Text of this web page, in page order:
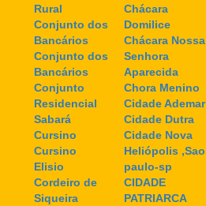
Rural
Conjunto dos
Bancários
Conjunto dos
Bancários
Conjunto
Residencial
Sabará
Cursino
Cursino
Elisio
Cordeiro de
Siqueira
Chácara
Domilice
Chácara Nossa
Senhora
Aparecida
Chora Menino
Cidade Ademar
Cidade Dutra
Cidade Nova
Heliópolis ,Sao
paulo-sp
CIDADE
PATRIARCA